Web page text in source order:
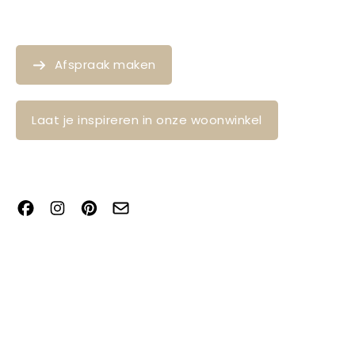
Afspraak maken
Laat je inspireren in onze woonwinkel